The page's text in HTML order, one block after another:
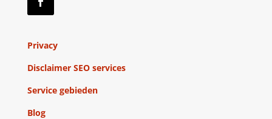
Privacy
Disclaimer SEO services
Service gebieden
Blog